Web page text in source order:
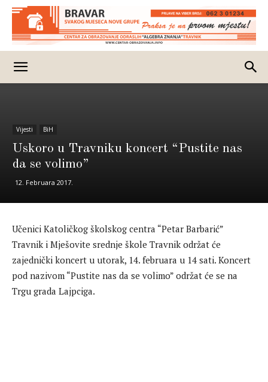
Vijesti BiH
Uskoro u Travniku koncert “Pustite nas
da se volimo”
12. Februara 2017.
Učenici Katoličkog školskog centra “Petar Barbarić”
Travnik i Mješovite srednje škole Travnik održat će
zajednički koncert u utorak, 14. februara u 14 sati. Koncert
pod nazivom “Pustite nas da se volimo” održat će se na
Trgu grada Lajpciga.